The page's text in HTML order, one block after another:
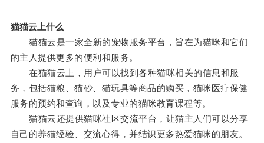
猫猫云上什么
猫猫云是一家全新的宠物服务平台，旨在为猫咪和它们
的主人提供更多的便利和服务。
在猫猫云上，用户可以找到各种猫咪相关的信息和服
务，包括猫粮、猫砂、猫玩具等商品的购买，猫咪医疗保健
服务的预约和查询，以及专业的猫咪教育课程等。
猫猫云还提供猫咪社区交流平台，让猫主人们可以分享
自己的养猫经验、交流心得，并结识更多热爱猫咪的朋友。